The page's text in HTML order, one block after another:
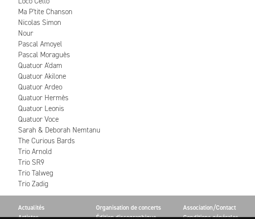
Ma P'tite Chanson
Nicolas Simon
Nour
Pascal Amoyel
Pascal Moraguès
Quatuor A'dam
Quatuor Akilone
Quatuor Ardeo
Quatuor Hermès
Quatuor Leonis
Quatuor Voce
Sarah & Deborah Nemtanu
The Curious Bards
Trio Arnold
Trio SR9
Trio Talweg
Trio Zadig
Actualités
Artistes
Organisation de concerts
Édition discographique
Association/Contact
Conditions générales